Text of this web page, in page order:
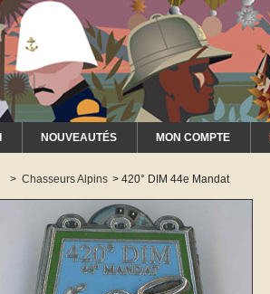
NOUVEAUTÉS MON COMPTE
> Chasseurs Alpins > 420° DIM 44e Mandat